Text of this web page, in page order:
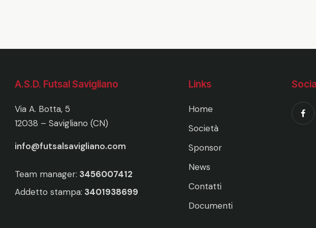
A.S.D. Futsal Savigliano
Via A. Botta, 5
12038 – Savigliano (CN)
info@futsalsavigliano.com
Team manager: 3456007412
Addetto stampa: 3401938699
Links
Home
Società
Sponsor
News
Contatti
Documenti